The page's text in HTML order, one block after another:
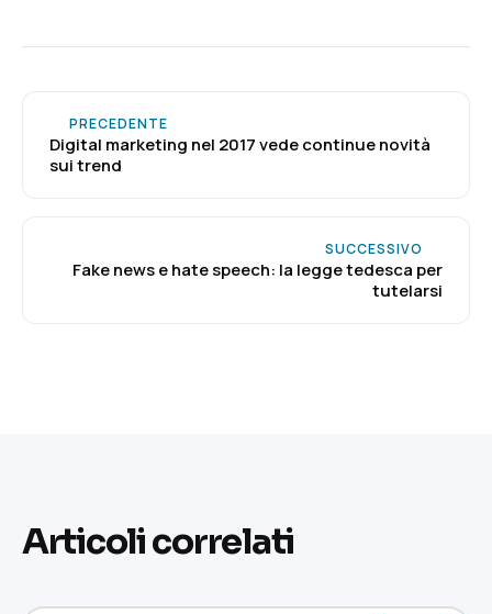
PRECEDENTE
Digital marketing nel 2017 vede continue novità
sui trend
SUCCESSIVO
Fake news e hate speech: la legge tedesca per
tutelarsi
Articoli correlati